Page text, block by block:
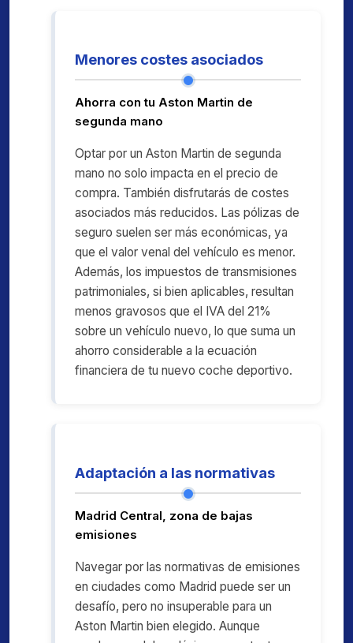
Menores costes asociados
Ahorra con tu Aston Martin de
segunda mano
Optar por un Aston Martin de segunda
mano no solo impacta en el precio de
compra. También disfrutarás de costes
asociados más reducidos. Las pólizas de
seguro suelen ser más económicas, ya
que el valor venal del vehículo es menor.
Además, los impuestos de transmisiones
patrimoniales, si bien aplicables, resultan
menos gravosos que el IVA del 21%
sobre un vehículo nuevo, lo que suma un
ahorro considerable a la ecuación
financiera de tu nuevo coche deportivo.
Adaptación a las normativas
Madrid Central, zona de bajas
emisiones
Navegar por las normativas de emisiones
en ciudades como Madrid puede ser un
desafío, pero no insuperable para un
Aston Martin bien elegido. Aunque